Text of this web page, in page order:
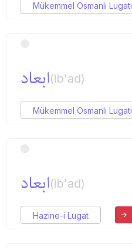
Mükemmel Osmanlı Lugatı
ابعاد(ib'ad)
Mükemmel Osmanlı Lugatı
ابعاد(ib'ad)
Hazine-i Lugat